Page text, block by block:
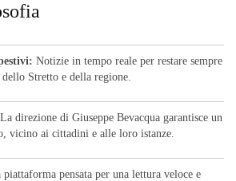
Notizie in tempo reale per restare sempre
Stretto e della regione.
La direzione di Giuseppe Bevacqua garantisce un
vicino ai cittadini e alle loro istanze.
piattaforma pensata per una lettura veloce e